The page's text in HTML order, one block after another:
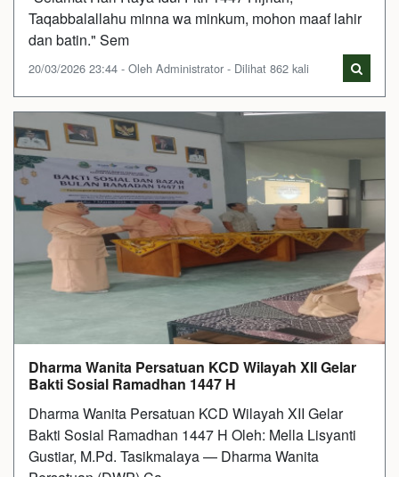
Taqabbalallahu minna wa minkum, mohon maaf lahir
dan batin." Sem
20/03/2026 23:44 - Oleh Administrator - Dilihat 862 kali
Dharma Wanita Persatuan KCD Wilayah XII Gelar
Bakti Sosial Ramadhan 1447 H
Dharma Wanita Persatuan KCD Wilayah XII Gelar
Bakti Sosial Ramadhan 1447 H Oleh: Mella Lisyanti
Gustiar, M.Pd. Tasikmalaya — Dharma Wanita